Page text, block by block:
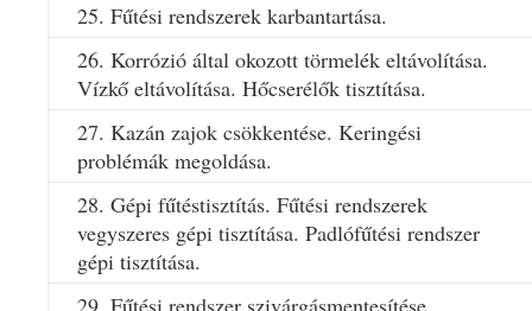
25. Fűtési rendszerek karbantartása.
26. Korrózió által okozott törmelék eltávolítása.
Vízkő eltávolítása. Hőcserélők tisztítása.
27. Kazán zajok csökkentése. Keringési
problémák megoldása.
28. Gépi fűtéstisztítás. Fűtési rendszerek
vegyszeres gépi tisztítása. Padlófűtési rendszer
gépi tisztítása.
29. Fűtési rendszer szivárgásmentesítése.